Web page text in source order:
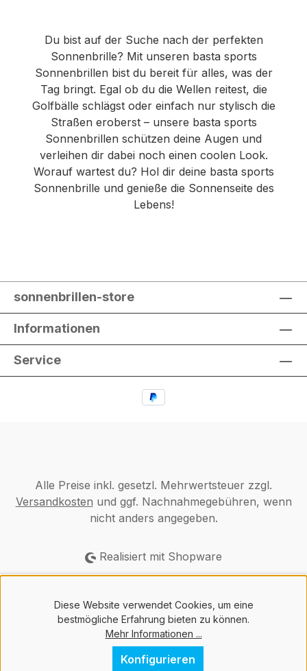
Du bist auf der Suche nach der perfekten
Sonnenbrille? Mit unseren basta sports
Sonnenbrillen bist du bereit für alles, was der
Tag bringt. Egal ob du die Wellen reitest, die
Golfbälle schlägst oder einfach nur stylisch die
Straßen eroberst – unsere basta sports
Sonnenbrillen schützen deine Augen und
verleihen dir dabei noch einen coolen Look.
Worauf wartest du? Hol dir deine basta sports
Sonnenbrille und genieße die Sonnenseite des
Lebens!
sonnenbrillen-store
Informationen
Service
Alle Preise inkl. gesetzl. Mehrwertsteuer zzgl.
Versandkosten und ggf. Nachnahmegebühren, wenn
nicht anders angegeben.
Realisiert mit Shopware
Diese Website verwendet Cookies, um eine
bestmögliche Erfahrung bieten zu können.
Mehr Informationen ...
Konfigurieren